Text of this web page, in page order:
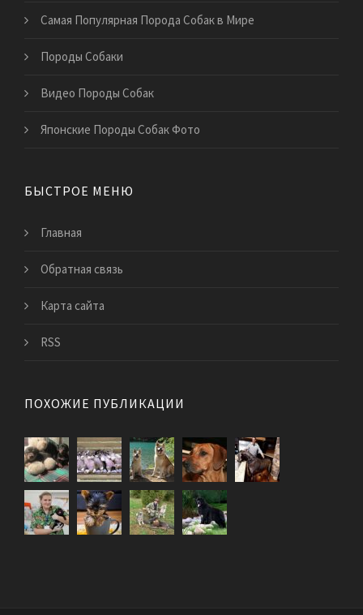
Самая Популярная Порода Собак в Мире
Породы Собаки
Видео Породы Собак
Японские Породы Собак Фото
БЫСТРОЕ МЕНЮ
Главная
Обратная связь
Карта сайта
RSS
ПОХОЖИЕ ПУБЛИКАЦИИ